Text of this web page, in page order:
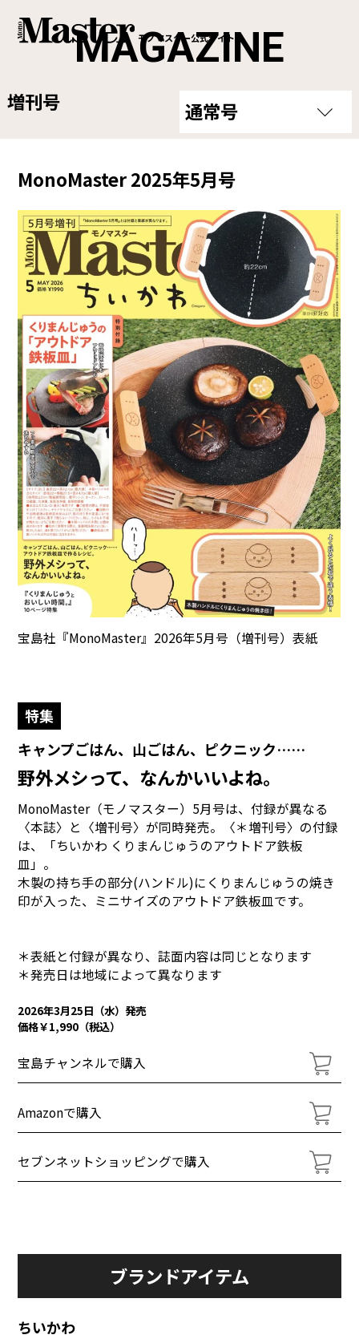
モノマスター公式サイト
MAGAZINE
増刊号 通常号
MonoMaster 2025年5月号
宝島社『MonoMaster』2026年5月号（増刊号）表紙
特集
キャンプごはん、山ごはん、ピクニック……
野外メシって、なんかいいよね。
MonoMaster（モノマスター）5月号は、付録が異なる
〈本誌〉と〈増刊号〉が同時発売。〈＊増刊号〉の付録
は、「ちいかわ くりまんじゅうのアウトドア鉄板
皿」。
木製の持ち手の部分(ハンドル)にくりまんじゅうの焼き
印が入った、ミニサイズのアウトドア鉄板皿です。
＊表紙と付録が異なり、誌面内容は同じとなります
＊発売日は地域によって異なります
2026年3月25日（水）発売
価格￥1,990（税込）
宝島チャンネルで購入
Amazonで購入
セブンネットショッピングで購入
ブランドアイテム
ちいかわ